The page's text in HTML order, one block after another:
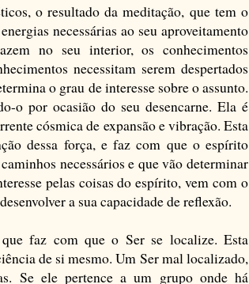
o resultado da meditação, que tem o
necessárias ao seu aproveitamento
no seu interior, os conhecimentos
necessitam serem despertados
o grau de interesse sobre o assunto.
o por ocasião do seu desencarne. Ela é
cósmica de expansão e vibração. Esta
dessa força, e faz com que o espírito
necessários e que vão determinar
pelas coisas do espírito, vem com o
a sua capacidade de reflexão.
faz com que o Ser se localize. Esta
de si mesmo. Um Ser mal localizado,
Se ele pertence a um grupo onde há